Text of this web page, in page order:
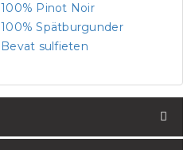
100% Pinot Noir
100% Spätburgunder
Bevat sulfieten